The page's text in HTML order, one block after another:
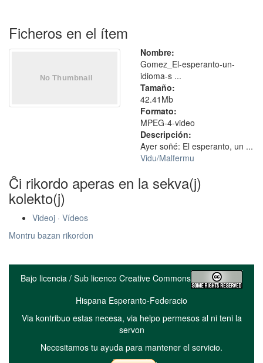
Ficheros en el ítem
Nombre:
Gomez_El-esperanto-un-
idioma-s ...
Tamaño:
42.41Mb
Formato:
MPEG-4-video
Descripción:
Ayer soñé: El esperanto, un ...
Vidu/Malfermu
Ĉi rikordo aperas en la sekva(j)
kolekto(j)
Videoj · Vídeos
Montru bazan rikordon
Bajo licencia / Sub licenco Creative Commons
Hispana Esperanto-Federacio
Via kontribuo estas necesa, via helpo permesos al ni teni la
servon
Necesitamos tu ayuda para mantener el servicio.